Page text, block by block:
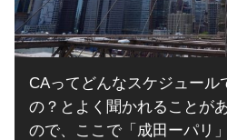
CAってどんなスケジュール
の？とよく聞かれることが
ので、ここで「成田ーパリ